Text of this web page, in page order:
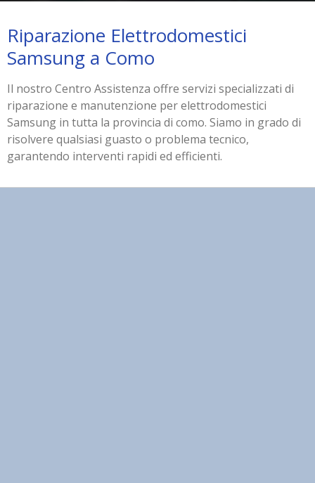
Riparazione Elettrodomestici
Samsung a Como
Il nostro Centro Assistenza offre servizi specializzati di
riparazione e manutenzione per elettrodomestici
Samsung in tutta la provincia di como. Siamo in grado di
risolvere qualsiasi guasto o problema tecnico,
garantendo interventi rapidi ed efficienti.